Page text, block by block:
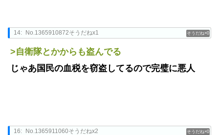
0
14: No.1365910872そうだねx1
>自衛隊とかからも盗んでる
じゃあ国民の血税を窃盗してるので完璧に悪人
0
16: No.1365911060そうだねx2